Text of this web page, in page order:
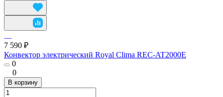
7 590 ₽
Конвектор электрический Royal Clima REC-AT2000E
0
0
В корзину